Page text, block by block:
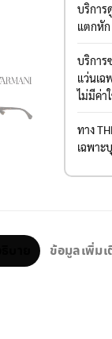
บริการ
แตกหัก
บริการ
แว่นเฉ
ไม่มีค่า
ทาง
เฉพาะ
ข้อมูลเพิ่มเ